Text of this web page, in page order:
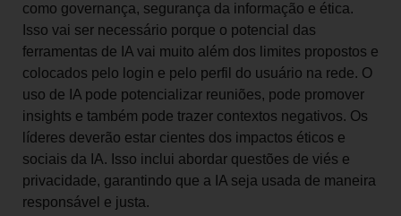
como governança, segurança da informação e ética.
Isso vai ser necessário porque o potencial das
ferramentas de IA vai muito além dos limites propostos e
colocados pelo login e pelo perfil do usuário na rede. O
uso de IA pode potencializar reuniões, pode promover
insights e também pode trazer contextos negativos. Os
líderes deverão estar cientes dos impactos éticos e
sociais da IA. Isso inclui abordar questões de viés e
privacidade, garantindo que a IA seja usada de maneira
responsável e justa.